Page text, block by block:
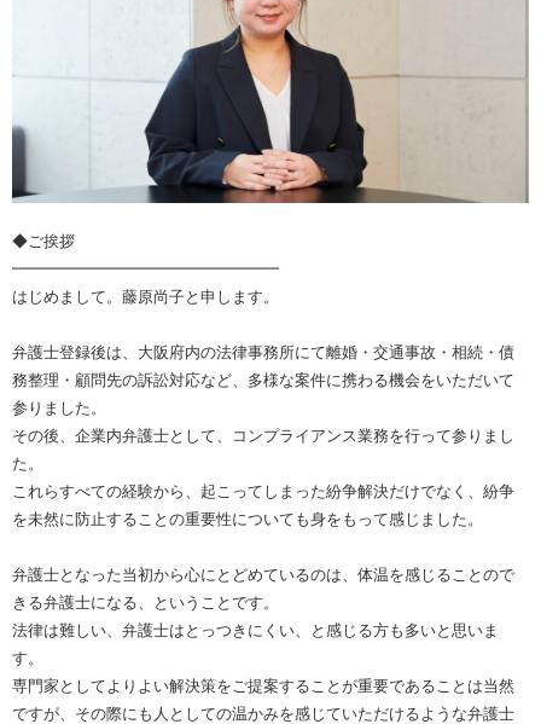
◆ご挨拶
━━━━━━━━━━━━━━━━━
はじめまして。藤原尚子と申します。
弁護士登録後は、大阪府内の法律事務所にて離婚・交通事故・相続・債
務整理・顧問先の訴訟対応など、多様な案件に携わる機会をいただいて
参りました。
その後、企業内弁護士として、コンプライアンス業務を行って参りまし
た。
これらすべての経験から、起こってしまった紛争解決だけでなく、紛争
を未然に防止することの重要性についても身をもって感じました。
弁護士となった当初から心にとどめているのは、体温を感じることので
きる弁護士になる、ということです。
法律は難しい、弁護士はとっつきにくい、と感じる方も多いと思いま
す。
専門家としてよりよい解決策をご提案することが重要であることは当然
ですが、その際にも人としての温かみを感じていただけるような弁護士